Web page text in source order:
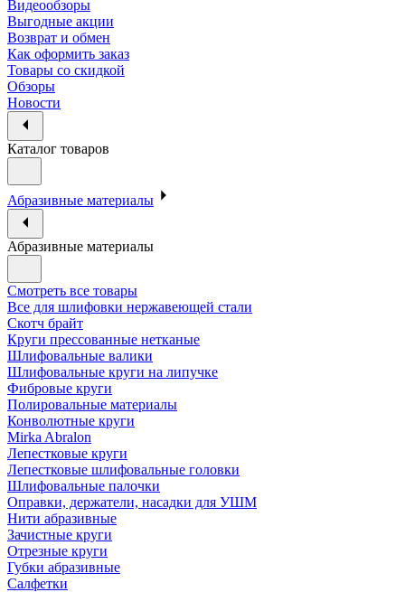
Видеообзоры
Выгодные акции
Возврат и обмен
Как оформить заказ
Товары со скидкой
Обзоры
Новости
Каталог товаров
Абразивные материалы
Абразивные материалы
Смотреть все товары
Все для шлифовки нержавеющей стали
Скотч брайт
Круги прессованные нетканые
Шлифовальные валики
Шлифовальные круги на липучке
Фибровые круги
Полировальные материалы
Конволютные круги
Mirka Abralon
Лепестковые круги
Лепестковые шлифовальные головки
Шлифовальные палочки
Оправки, держатели, насадки для УШМ
Нити абразивные
Зачистные круги
Отрезные круги
Губки абразивные
Салфетки